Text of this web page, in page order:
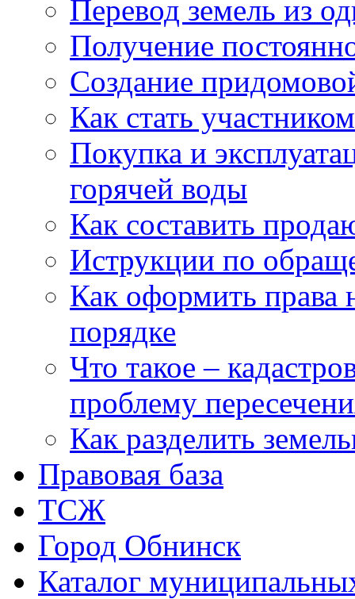
Перевод земель из
Получение
Создание
Как стать
Покупка и
горячей воды
Как составить
Иструкции по
Как оформить
порядке
Что такое –
проблему
Как разделить
Правовая база
ТСЖ
Город Обнинск
Каталог